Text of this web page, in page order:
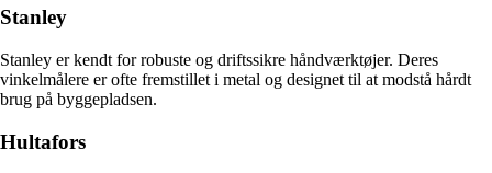
Stanley
Stanley er kendt for robuste og driftssikre håndværktøjer. Deres
vinkelmålere er ofte fremstillet i metal og designet til at modstå hårdt
brug på byggepladsen.
Hultafors